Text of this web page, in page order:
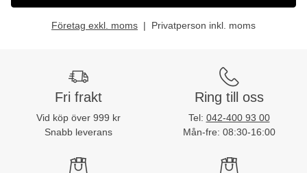
Företag exkl. moms Privatperson inkl. moms
Fri frakt
Vid köp över 999 kr
Snabb leverans
Ring till oss
Tel: 042-400 93 00
Mån-fre: 08:30-16:00